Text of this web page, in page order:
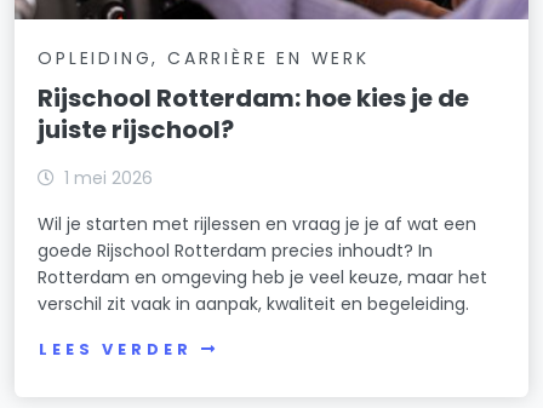
OPLEIDING, CARRIÈRE EN WERK
Rijschool Rotterdam: hoe kies je de
juiste rijschool?
1 mei 2026
Wil je starten met rijlessen en vraag je je af wat een
goede Rijschool Rotterdam precies inhoudt? In
Rotterdam en omgeving heb je veel keuze, maar het
verschil zit vaak in aanpak, kwaliteit en begeleiding.
LEES VERDER